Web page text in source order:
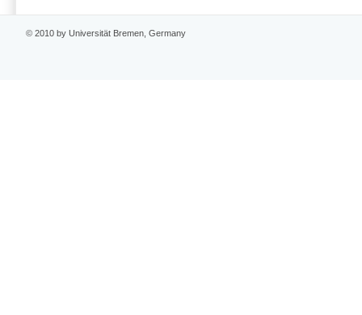
© 2010 by Universität Bremen, Germany